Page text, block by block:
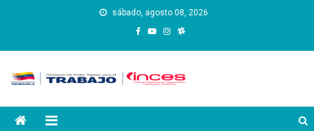
sábado, agosto 08, 2026
Instituto Nacional de
Capacitación y Educación